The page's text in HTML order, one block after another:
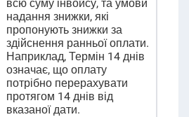
всю суму інвойсу, та умови
надання знижки, які
пропонують знижки за
здійснення ранньої оплати.
Наприклад, Термін 14 днів
означає, що оплату
потрібно перерахувати
протягом 14 днів від
вказаної дати.